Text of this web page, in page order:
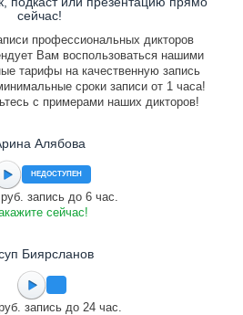
сейчас!
профессиональных дикторов
Вам воспользоваться нашими
тарифы на качественную запись
сроки записи от 1 часа!
с примерами наших дикторов!
Алябова
НЕДОСТУПЕН
запись до 6 час.
сейчас!
Биярсланов
запись до 24 час.